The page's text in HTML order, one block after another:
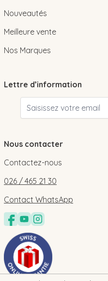
Nouveautés
Meilleure vente
Nos Marques
Lettre d’information
Nous contacter
Contactez-nous
026 / 465 21 30
Contact WhatsApp